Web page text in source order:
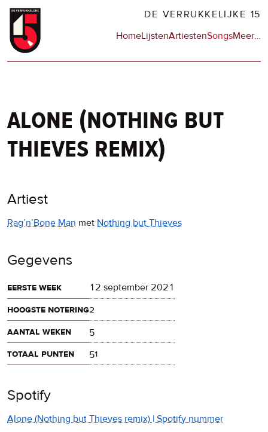
Overslaan
naar
DE VERRUKKELIJKE 15
Hoofdnavigatie
HomeLijstenArtiestenSongsMeerop
…
alone (nothing but
thieves remix)
Artiest
Rag’n’Bone Man met Nothing but Thieves
Gegevens
eerste week
12 september 2021
hoogste notering2
aantal weken
5
totaal punten
51
Spotify
Alone (Nothing but Thieves remix) | Spotify nummer